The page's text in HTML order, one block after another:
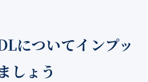
についてインプッ
しょう